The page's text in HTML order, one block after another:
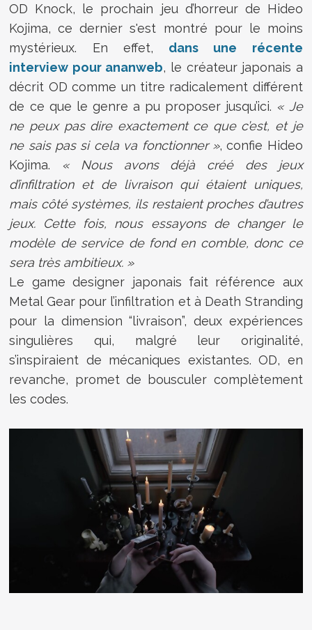
OD Knock, le prochain jeu d’horreur de Hideo
Kojima, ce dernier s'est montré pour le moins
mystérieux. En effet, dans une récente
interview pour ananweb, le créateur japonais a
décrit OD comme un titre radicalement différent
de ce que le genre a pu proposer jusqu’ici. « Je
ne peux pas dire exactement ce que c’est, et je
ne sais pas si cela va fonctionner », confie Hideo
Kojima. « Nous avons déjà créé des jeux
d’infiltration et de livraison qui étaient uniques,
mais côté systèmes, ils restaient proches d’autres
jeux. Cette fois, nous essayons de changer le
modèle de service de fond en comble, donc ce
sera très ambitieux. »
Le game designer japonais fait référence aux
Metal Gear pour l’infiltration et à Death Stranding
pour la dimension “livraison”, deux expériences
singulières qui, malgré leur originalité,
s’inspiraient de mécaniques existantes. OD, en
revanche, promet de bousculer complètement
les codes.